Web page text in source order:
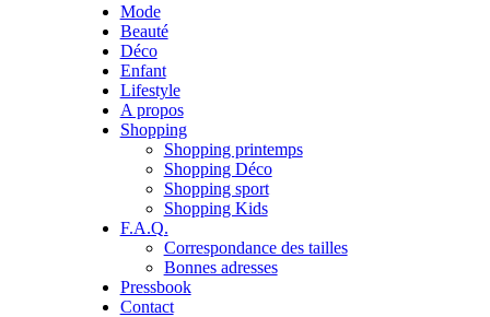
Mode
Beauté
Déco
Enfant
Lifestyle
A propos
Shopping
Shopping printemps
Shopping Déco
Shopping sport
Shopping Kids
F.A.Q.
Correspondance des tailles
Bonnes adresses
Pressbook
Contact